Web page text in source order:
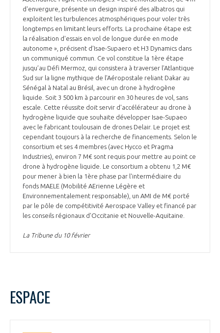
d'envergure, présente un design inspiré des albatros qui
exploitent les turbulences atmosphériques pour voler très
longtemps en limitant leurs efforts. La prochaine étape est
la réalisation d'essais en vol de longue durée en mode
autonome », précisent d’Isae-Supaero et H3 Dynamics dans
un communiqué commun. Ce vol constitue la 1ère étape
jusqu’au Défi Mermoz, qui consistera à traverser l'Atlantique
Sud sur la ligne mythique de l'Aéropostale reliant Dakar au
Sénégal à Natal au Brésil, avec un drone à hydrogène
liquide. Soit 3 500 km à parcourir en 30 heures de vol, sans
escale. Cette réussite doit servir d'accélérateur au drone à
hydrogène liquide que souhaite développer Isae-Supaeo
avec le fabricant toulousain de drones Delair. Le projet est
cependant toujours à la recherche de financements. Selon le
consortium et ses 4 membres (avec Hycco et Pragma
Industries), environ 7 M€ sont requis pour mettre au point ce
drone à hydrogène liquide. Le consortium a obtenu 1,2 M€
pour mener à bien la 1ère phase par l'intermédiaire du
fonds MAELE (Mobilité AErienne Légère et
Environnementalement responsable), un AMI de M€ porté
par le pôle de compétitivité Aerospace Valley et financé par
les conseils régionaux d'Occitanie et Nouvelle-Aquitaine.
La Tribune du 10 février
ESPACE